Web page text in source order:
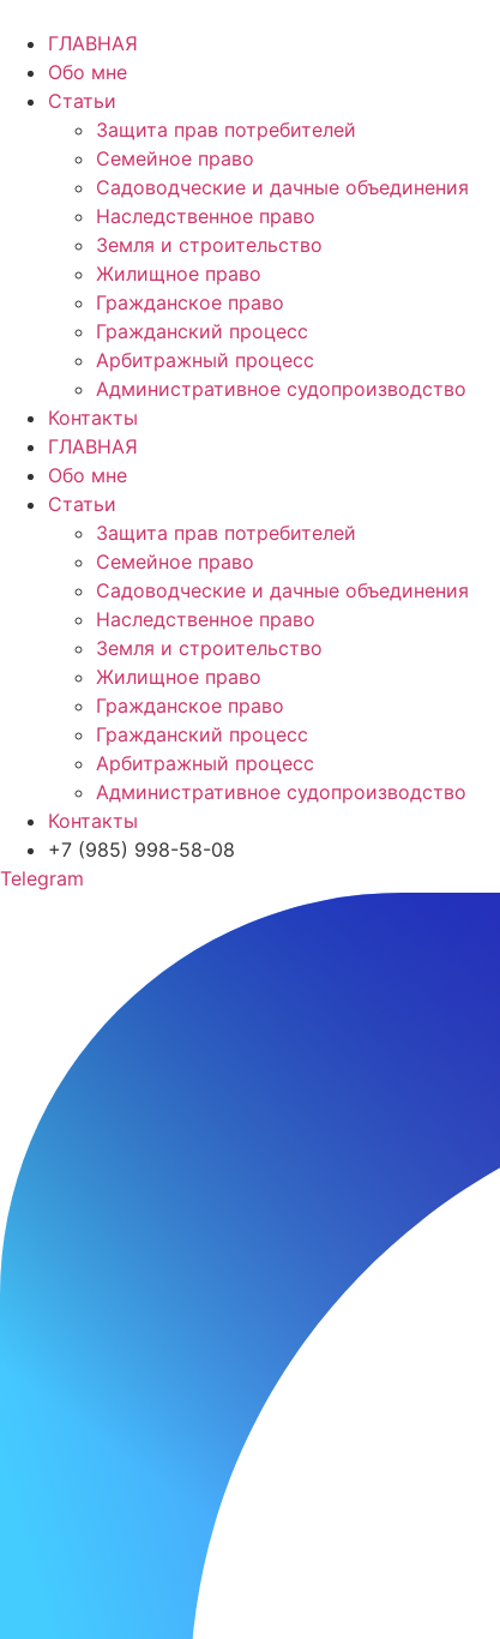
содержимому
ГЛАВНАЯ
Обо мне
Статьи
Защита прав потребителей
Семейное право
Садоводческие и дачные объединения
Наследственное право
Земля и строительство
Жилищное право
Гражданское право
Гражданский процесс
Арбитражный процесс
Административное судопроизводство
Контакты
ГЛАВНАЯ
Обо мне
Статьи
Защита прав потребителей
Семейное право
Садоводческие и дачные объединения
Наследственное право
Земля и строительство
Жилищное право
Гражданское право
Гражданский процесс
Арбитражный процесс
Административное судопроизводство
Контакты
+7 (985) 998-58-08
Telegram